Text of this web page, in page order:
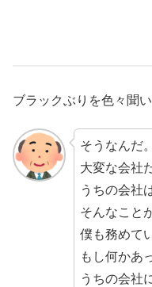
ブラックぶりを色々聞
そうなんだ。
大変な会社
うちの会社
そんなこと
僕も務めて
もし何かあ
うちの会社